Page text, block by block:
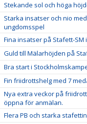
Stekande sol och höga
Starka insatser och nio
ungdomsspel
Fina insatser på Stafett-SM
Guld till Mälarhöjden på
Bra start i
Fin friidrottshelg med 7
Nya extra veckor på
öppna för anmälan.
Flera PB och starka